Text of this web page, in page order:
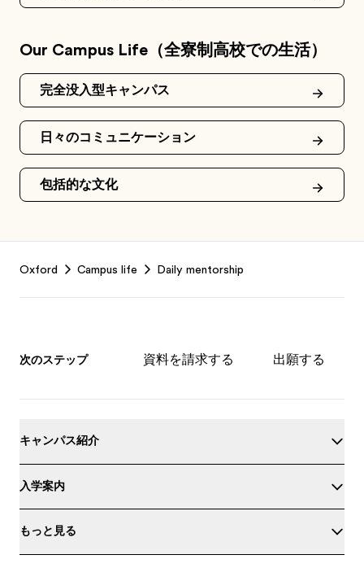
Our Campus Life（全寮制高校での生活）
完全没入型キャンパス
日々のコミュニケーション
包括的な文化
Oxford Campus life Daily mentorship
次のステップ 資料を請求する 出願する
キャンパス紹介
入学案内
もっと見る